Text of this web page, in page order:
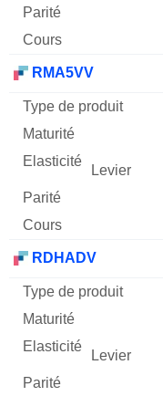
RMA5VV
RDHADV